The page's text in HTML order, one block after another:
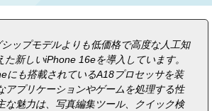
ップモデルよりも低価格で高度な人工知
た新しいiPhone 16eを導入しています。
にも搭載されているA18プロセッサを装
アプリケーションやゲームを処理する性
な魅力は、写真編集ツール、クイック検